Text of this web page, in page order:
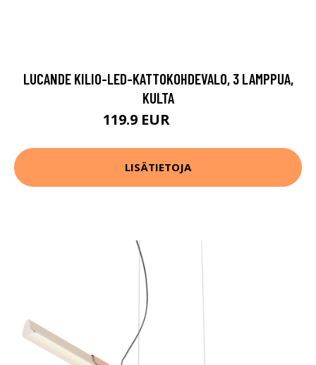
LUCANDE KILIO-LED-KATTOKOHDEVALO, 3 LAMPPUA,
KULTA
119.9 EUR
LISÄTIETOJA